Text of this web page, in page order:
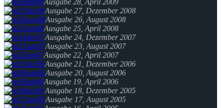
Ausgabe 27, Dezember 2008
Ausgabe 26, August 2008
Ausgabe 25, April 2008
Ausgabe 24, Dezember 2007
Ausgabe 23, August 2007
Ausgabe 22, April 2007
Ausgabe 21, Dezember 2006
Ausgabe 20, August 2006
Ausgabe 19, April 2006
Ausgabe 18, Dezember 2005
Ausgabe 17, August 2005